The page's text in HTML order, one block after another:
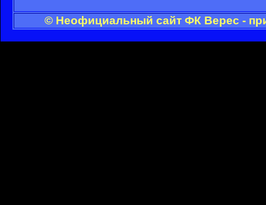
© Неофициальный сайт ФК Верес -